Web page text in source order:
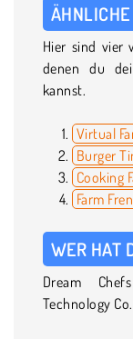
Hier sind vier
denen du
kannst.
Virtual
Burger
Cooking
Farm
WER HAT
Dream
Technology